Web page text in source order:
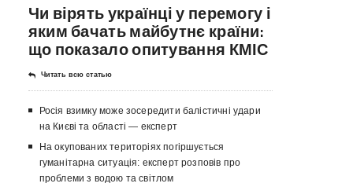
Чи вірять українці у перемогу і
яким бачать майбутнє країни:
що показало опитування КМІС
Читать всю статью
Росія взимку може зосередити балістичні удари
на Києві та області — експерт
На окупованих територіях погіршується
гуманітарна ситуація: експерт розповів про
проблеми з водою та світлом